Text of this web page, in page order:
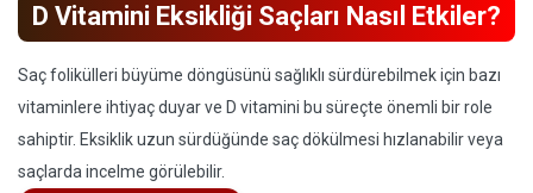
D Vitamini Eksikliği Saçları Nasıl Etkiler?
Saç folikülleri büyüme döngüsünü sağlıklı sürdürebilmek için bazı
vitaminlere ihtiyaç duyar ve D vitamini bu süreçte önemli bir role
sahiptir. Eksiklik uzun sürdüğünde saç dökülmesi hızlanabilir veya
saçlarda incelme görülebilir.